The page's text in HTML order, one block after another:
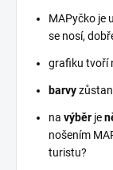
MAPyčko je
se nosí,
grafiku tvoří
barvy
na výběr je
nošením
turistu?